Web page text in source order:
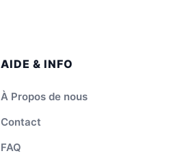
AIDE & INFO
À Propos de nous
Contact
FAQ